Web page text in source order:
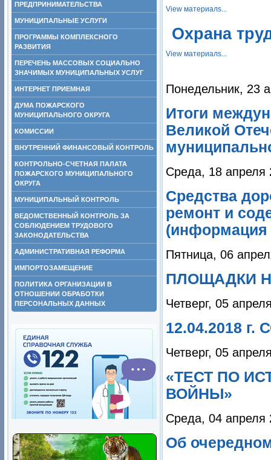
ПРЕДПРИНИМАТЕЛЬСТВА
МУНИЦИПАЛЬНЫЕ УСЛУГИ
ПРОГРАММЫ КОМПЛЕКСНОГО
РАЗВИТИЯ
ПЕРЕЧЕНЬ МАССОВЫХ СОЦИАЛЬНО
ЗНАЧИМЫХ МУНИЦИПАЛЬНЫХ УСЛУГ
ИНТЕРНЕТ ПРИЕМНАЯ
ДУМА ПОЖАРСКОГО
МУНИЦИПАЛЬНОГО ОКРУГА
КОМИССИИ
ВНУТРЕННИЙ ФИНАНСОВЫЙ КОНТРОЛЬ
КОНТРОЛЬНО-СЧЕТНАЯ ПАЛАТА
ПОЖАРСКОГО МУНИЦИПАЛЬНОГО
ОКРУГА
МУНИЦИПАЛЬНЫЙ КОНТРОЛЬ
ВЕДОМСТВЕННЫЙ КОНТРОЛЬ ЗА
СОБЛЮДЕНИЕМ ТРУДОВОГО
ЗАКОНОДАТЕЛЬСТВА
АДМИНИСТРАТИВНАЯ РЕФОРМА
ИМПОРТОЗАМЕЩЕНИЕ
ПОЛИТИКА ОРГАНИЗАЦИИ В
ОТНОШЕНИИ ОБРАБОТКИ
ПЕРСОНАЛЬНЫХ ДАННЫХ
View материалs...
Охрана
View материалs...
Понедельник, 23
Итоги
Великой
Среда, 18 апреля
Средства
ремонт и
(информация
Пятница, 06
ПЛОЩАДКИ
Четверг, 05
12.04.2018
Четверг, 05
«ТЕСТ ПО
ВОЙНЫ»
Среда, 04 апреля
Об